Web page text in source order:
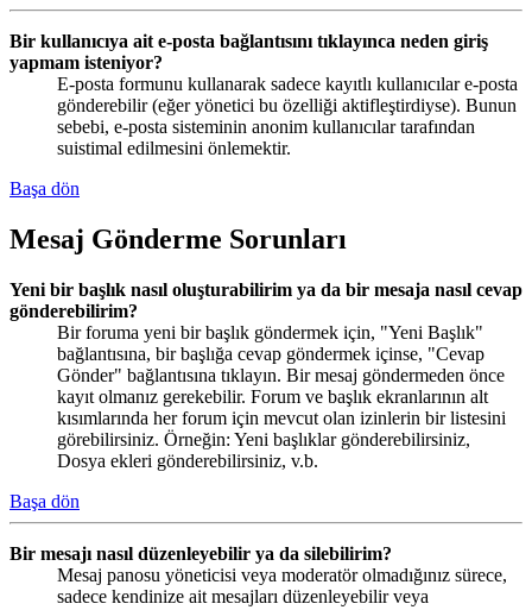
Bir kullanıcıya ait e-posta bağlantısını tıklayınca neden giriş
yapmam isteniyor?
E-posta formunu kullanarak sadece kayıtlı kullanıcılar e-posta
gönderebilir (eğer yönetici bu özelliği aktifleştirdiyse). Bunun
sebebi, e-posta sisteminin anonim kullanıcılar tarafından
suistimal edilmesini önlemektir.
Başa dön
Mesaj Gönderme Sorunları
Yeni bir başlık nasıl oluşturabilirim ya da bir mesaja nasıl cevap
gönderebilirim?
Bir foruma yeni bir başlık göndermek için, "Yeni Başlık"
bağlantısına, bir başlığa cevap göndermek içinse, "Cevap
Gönder" bağlantısına tıklayın. Bir mesaj göndermeden önce
kayıt olmanız gerekebilir. Forum ve başlık ekranlarının alt
kısımlarında her forum için mevcut olan izinlerin bir listesini
görebilirsiniz. Örneğin: Yeni başlıklar gönderebilirsiniz,
Dosya ekleri gönderebilirsiniz, v.b.
Başa dön
Bir mesajı nasıl düzenleyebilir ya da silebilirim?
Mesaj panosu yöneticisi veya moderatör olmadığınız sürece,
sadece kendinize ait mesajları düzenleyebilir veya